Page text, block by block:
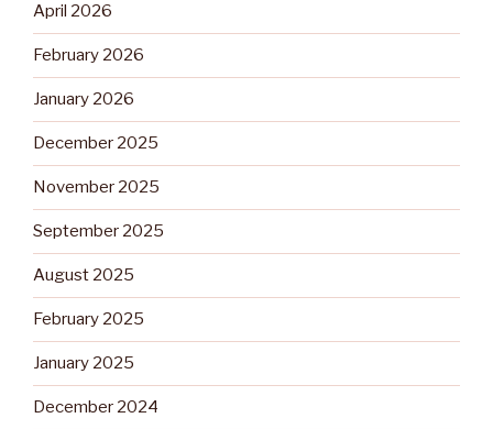
April 2026
February 2026
January 2026
December 2025
November 2025
September 2025
August 2025
February 2025
January 2025
December 2024